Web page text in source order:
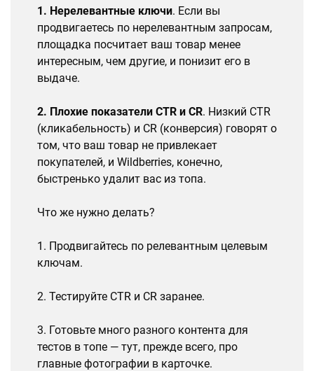
1. Нерелевантные ключи. Если вы
продвигаетесь по нерелевантным запросам,
площадка посчитает ваш товар менее
интересным, чем другие, и понизит его в
выдаче.
2. Плохие показатели CTR и CR. Низкий CTR
(кликабельность) и CR (конверсия) говорят о
том, что ваш товар не привлекает
покупателей, и Wildberries, конечно,
быстренько удалит вас из топа.
Что же нужно делать?
1. Продвигайтесь по релевантным целевым
ключам.
2. Тестируйте CTR и CR заранее.
3. Готовьте много разного контента для
тестов в топе — тут, прежде всего, про
главные фотографии в карточке.